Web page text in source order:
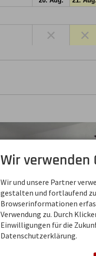
× ×
Wir verwenden
Wir und unsere Partner
gestalten und fortlaufend
Browserinformationen
Verwendung zu. Durch
Einwilligungen für die
Datenschutzerklärung.